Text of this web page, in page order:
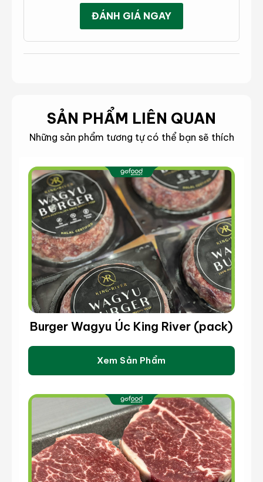
ĐÁNH GIÁ NGAY
SẢN PHẨM LIÊN QUAN
Những sản phẩm tương tự có thể bạn sẽ thích
Burger Wagyu Úc King River (pack)
Xem Sản Phẩm